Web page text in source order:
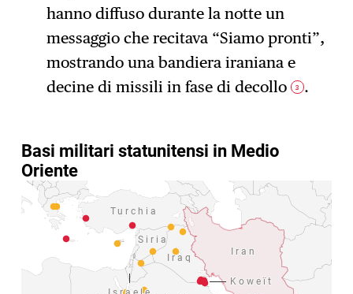
hanno diffuso durante la notte un
messaggio che recitava “Siamo pronti”,
mostrando una bandiera iraniana e
decine di missili in fase di decollo
3 .